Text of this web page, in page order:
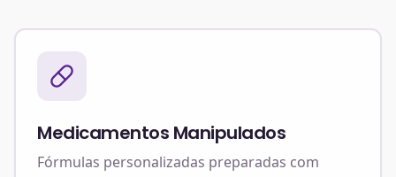
Medicamentos Manipulados
Fórmulas personalizadas preparadas com